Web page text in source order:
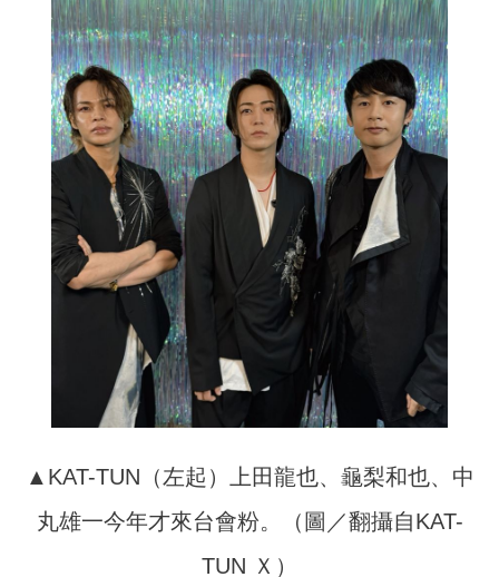
▲KAT-TUN（左起）上田龍也、龜梨和也、中
丸雄一今年才來台會粉。（圖／翻攝自KAT-
TUN Ｘ）